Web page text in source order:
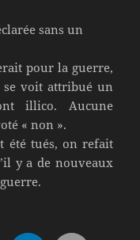
sans un
pour la guerre,
voit attribué un
illico. Aucune
« non ».
été tués, on refait
y a de nouveaux